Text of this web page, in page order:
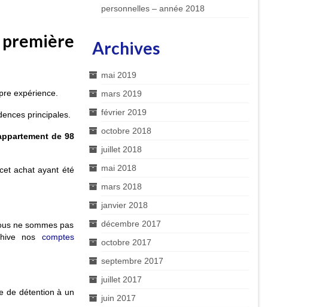
expérience.
principales.
de 98
achat ayant été
ne sommes pas
nos comptes
de détention à un
personnelles – année 2018
Archives
mai 2019
mars 2019
février 2019
octobre 2018
juillet 2018
mai 2018
mars 2018
janvier 2018
décembre 2017
octobre 2017
septembre 2017
juillet 2017
juin 2017